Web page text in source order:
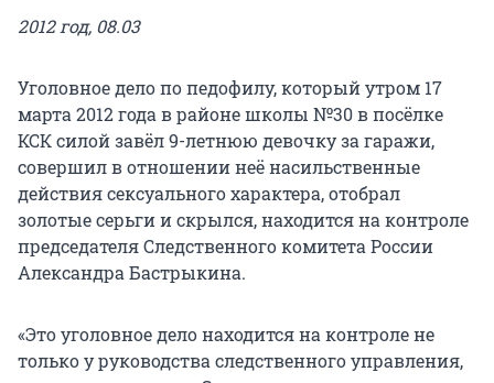
2012 год, 08.03
Уголовное дело по педофилу, который утром 17
марта 2012 года в районе школы №30 в посёлке
КСК силой завёл 9-летнюю девочку за гаражи,
совершил в отношении неё насильственные
действия сексуального характера, отобрал
золотые серьги и скрылся, находится на контроле
председателя Следственного комитета России
Александра Бастрыкина.
«Это уголовное дело находится на контроле не
только у руководства следственного управления,